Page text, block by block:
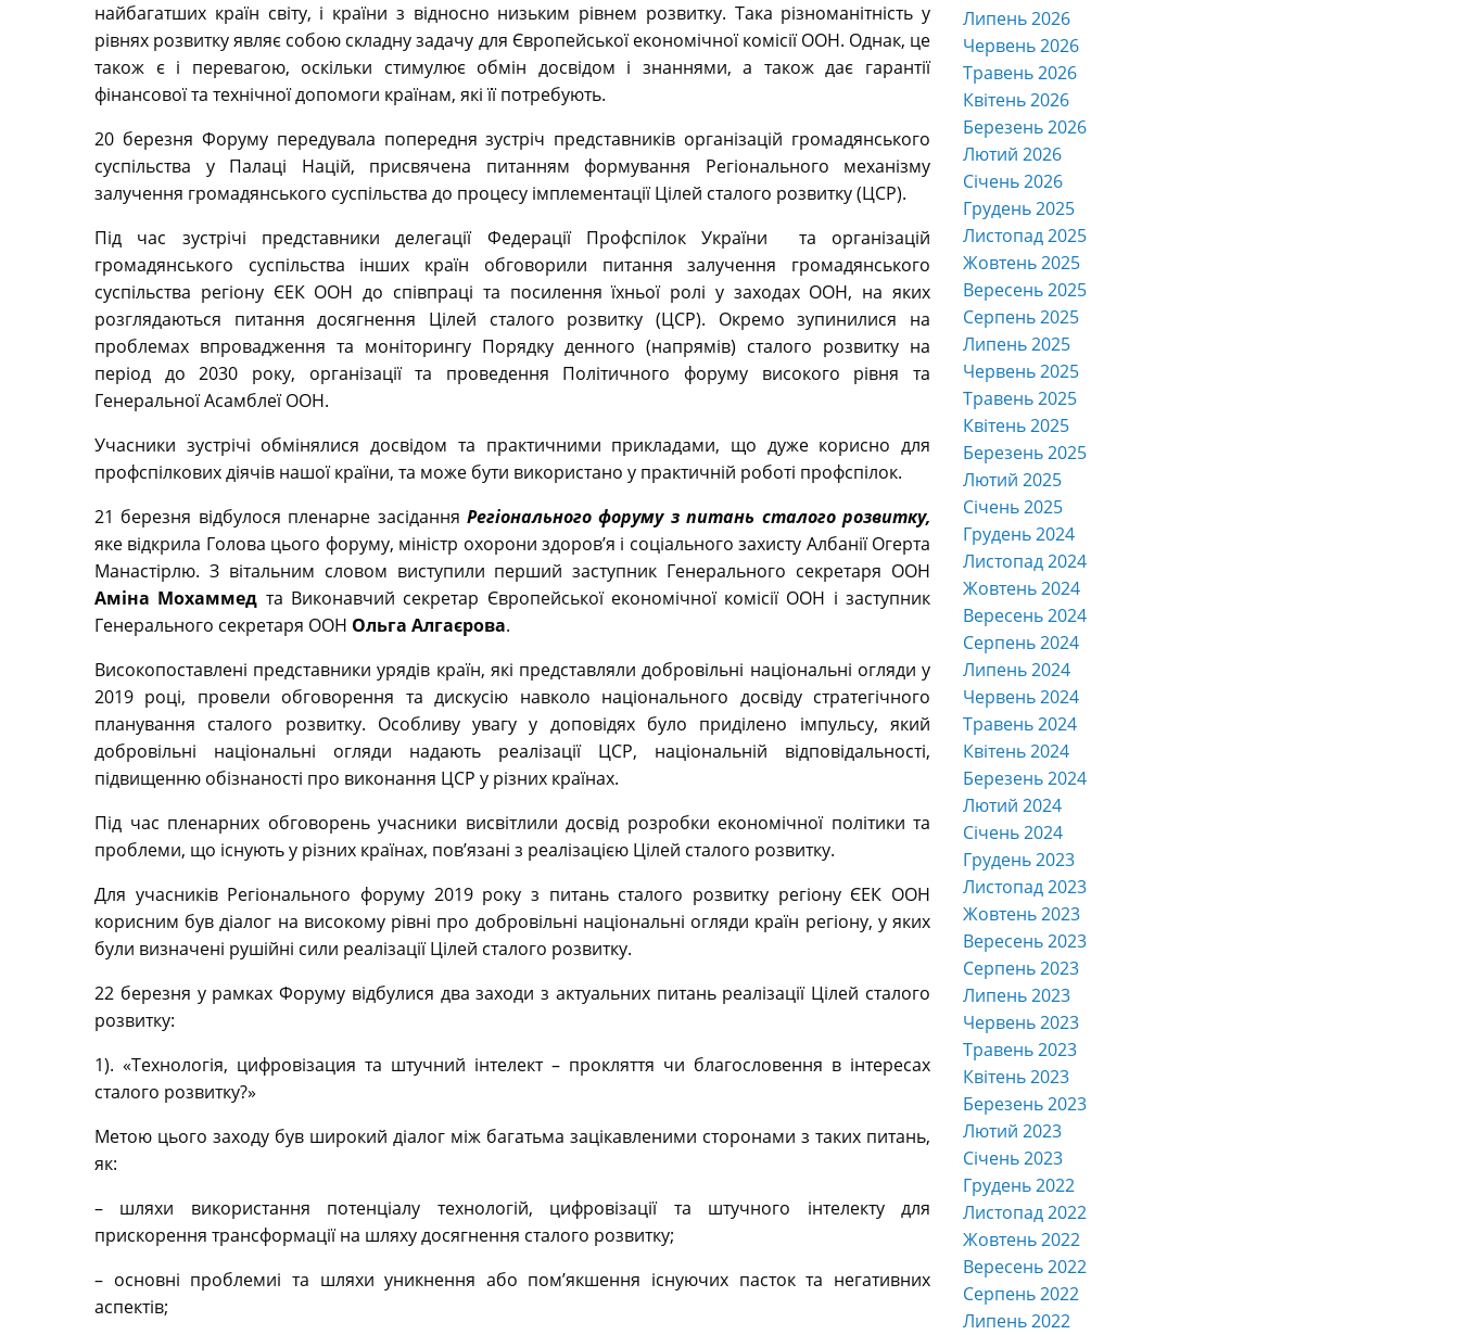
найбагатших країн світу, і країни з відносно низьким рівнем розвитку. Така різноманітність у
рівнях розвитку являє собою складну задачу для Європейської економічної комісії ООН. Однак, це
також є і перевагою, оскільки стимулює обмін досвідом і знаннями, а також дає гарантії
фінансової та технічної допомоги країнам, які її потребують.
20 березня Форуму передувала попередня зустріч представників організацій громадянського
суспільства у Палаці Націй, присвячена питанням формування Регіонального механізму
залучення громадянського суспільства до процесу імплементації Цілей сталого розвитку (ЦСР).
Під час зустрічі представники делегації Федерації Профспілок України та організацій
громадянського суспільства інших країн обговорили питання залучення громадянського
суспільства регіону ЄЕК ООН до співпраці та посилення їхньої ролі у заходах ООН, на яких
розглядаються питання досягнення Цілей сталого розвитку (ЦСР). Окремо зупинилися на
проблемах впровадження та моніторингу Порядку денного (напрямів) сталого розвитку на
період до 2030 року, організації та проведення Політичного форуму високого рівня та
Генеральної Асамблеї ООН.
Учасники зустрічі обмінялися досвідом та практичними прикладами, що дуже корисно для
профспілкових діячів нашої країни, та може бути використано у практичній роботі профспілок.
21 березня відбулося пленарне засідання Регіонального форуму з питань сталого розвитку,
яке відкрила Голова цього форуму, міністр охорони здоров’я і соціального захисту Албанії Огерта
Манастірлю. З вітальним словом виступили перший заступник Генерального секретаря ООН
Аміна Мохаммед та Виконавчий секретар Європейської економічної комісії ООН і заступник
Генерального секретаря ООН Ольга Алгаєрова.
Високопоставлені представники урядів країн, які представляли добровільні національні огляди у
2019 році, провели обговорення та дискусію навколо національного досвіду стратегічного
планування сталого розвитку. Особливу увагу у доповідях було приділено імпульсу, який
добровільні національні огляди надають реалізації ЦСР, національній відповідальності,
підвищенню обізнаності про виконання ЦСР у різних країнах.
Під час пленарних обговорень учасники висвітлили досвід розробки економічної політики та
проблеми, що існують у різних країнах, пов’язані з реалізацією Цілей сталого розвитку.
Для учасників Регіонального форуму 2019 року з питань сталого розвитку регіону ЄЕК ООН
корисним був діалог на високому рівні про добровільні національні огляди країн регіону, у яких
були визначені рушійні сили реалізації Цілей сталого розвитку.
22 березня у рамках Форуму відбулися два заходи з актуальних питань реалізації Цілей сталого
розвитку:
1). «Технологія, цифровізация та штучний інтелект – прокляття чи благословення в інтересах
сталого розвитку?»
Метою цього заходу був широкий діалог між багатьма зацікавленими сторонами з таких питань,
як:
– шляхи використання потенціалу технологій, цифровізації та штучного інтелекту для
прискорення трансформації на шляху досягнення сталого розвитку;
– основні проблемиі та шляхи уникнення або пом’якшення існуючих пасток та негативних
аспектів;
Липень 2026
Червень 2026
Травень 2026
Квітень 2026
Березень 2026
Лютий 2026
Січень 2026
Грудень 2025
Листопад 2025
Жовтень 2025
Вересень 2025
Серпень 2025
Липень 2025
Червень 2025
Травень 2025
Квітень 2025
Березень 2025
Лютий 2025
Січень 2025
Грудень 2024
Листопад 2024
Жовтень 2024
Вересень 2024
Серпень 2024
Липень 2024
Червень 2024
Травень 2024
Квітень 2024
Березень 2024
Лютий 2024
Січень 2024
Грудень 2023
Листопад 2023
Жовтень 2023
Вересень 2023
Серпень 2023
Липень 2023
Червень 2023
Травень 2023
Квітень 2023
Березень 2023
Лютий 2023
Січень 2023
Грудень 2022
Листопад 2022
Жовтень 2022
Вересень 2022
Серпень 2022
Липень 2022